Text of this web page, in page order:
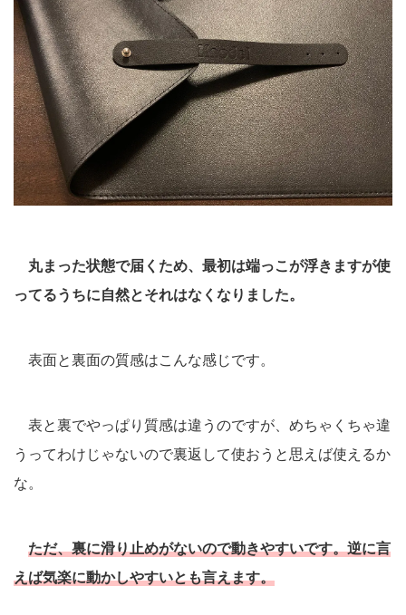
丸まった状態で届くため、最初は端っこが浮きますが使
ってるうちに自然とそれはなくなりました。
表面と裏面の質感はこんな感じです。
表と裏でやっぱり質感は違うのですが、めちゃくちゃ違
うってわけじゃないので裏返して使おうと思えば使えるか
な。
ただ、裏に滑り止めがないので動きやすいです。逆に言
えば気楽に動かしやすいとも言えます。